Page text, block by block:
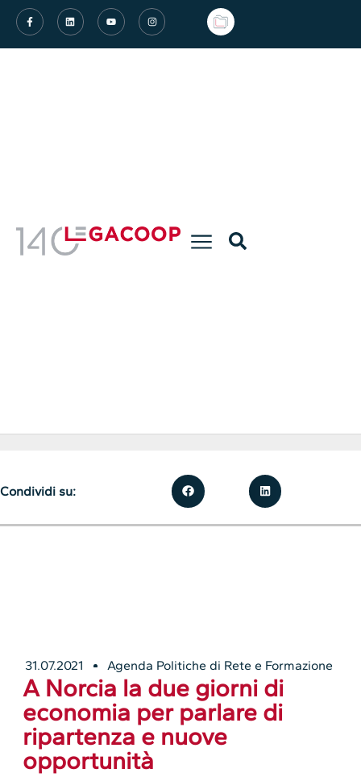
31.07.2021 Agenda Politiche di Rete e Formazione
A Norcia la due giorni di
economia per parlare di
ripartenza e nuove
opportunità
Condividi su: